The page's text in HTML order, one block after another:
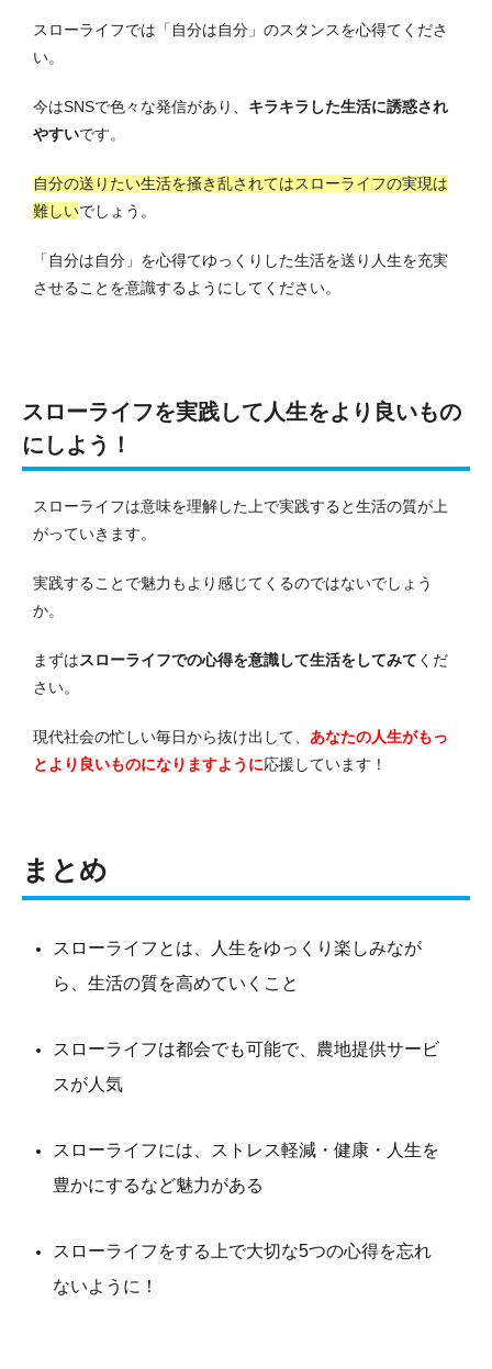
スローライフでは「自分は自分」のスタンスを心得てくださ
い。
今はSNSで色々な発信があり、 キラキラした生活に誘惑され
やすいです。
自分の送りたい生活を掻き乱されてはスローライフの実現は
難しいでしょう。
「自分は自分」を心得てゆっくりした生活を送り人生を充実
させることを意識するようにしてください。
スローライフを実践して人生をより良いもの
にしよう！
スローライフは意味を理解した上で実践すると生活の質が上
がっていきます。
実践することで魅力もより感じてくるのではないでしょう
か。
まずはスローライフでの心得を意識して生活をしてみて くだ
さい。
現代社会の忙しい毎日から抜け出して、 あなたの人生がもっ
とより良いものになりますように応援しています！
まとめ
スローライフとは、人生をゆっくり楽しみなが
ら、生活の質を高めていくこと
スローライフは都会でも可能で、農地提供サービ
スが人気
スローライフには、ストレス軽減・健康・人生を
豊かにするなど魅力がある
スローライフをする上で大切な5つの心得を忘れ
ないように！